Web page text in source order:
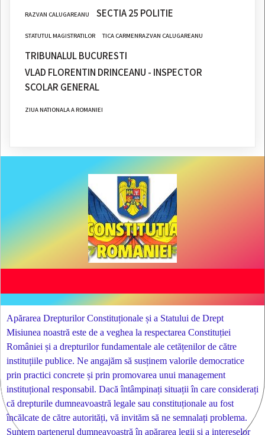
RAZVAN CALUGAREANU SECTIA 25 POLITIE
STATUTUL MAGISTRATILOR TICA CARMENRAZVAN CALUGAREANU
TRIBUNALUL BUCURESTI
VLAD FLORENTIN DRINCEANU - INSPECTOR
SCOLAR GENERAL
ZIUA NATIONALA A ROMANIEI
Apărarea Drepturilor Constituționale și a Statului de Drept
Misiunea noastră este de a veghea la respectarea Constituției
României și a drepturilor fundamentale ale cetățenilor de către
instituțiile publice. Ne angajăm să susținem valorile democratice
prin practici concrete și prin promovarea unui management
instituțional responsabil. Dacă întâmpinați situații în care considerați
că drepturile dumneavoastră legale sau constituționale au fost
încălcate de către autorități, vă invităm să ne semnalați problema.
Suntem partenerul dumneavoastră în apărarea legii și a intereselor